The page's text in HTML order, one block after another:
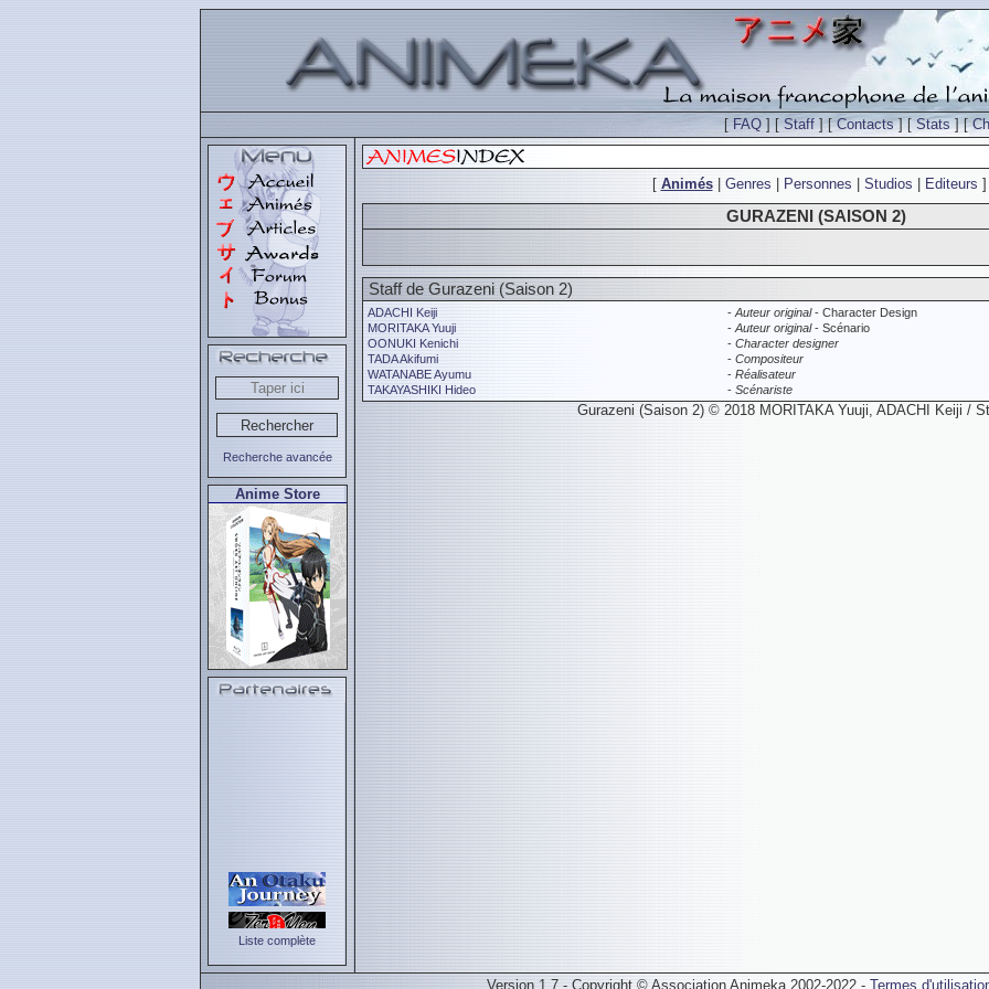
[FAQ ] [Staff ] [Contacts] [Stats] [
Recherche avancée
Anime Store
Liste complète
[ Animés| Genres Personnes Studios Editeurs ]
GURAZENI (SAISON 2)
Staff de Gurazeni (Saison 2)
ADACHI Keiji - Auteur original- Character Design
MORITAKA Yuuji
- Auteur original- Scénario
OONUKI Kenichi
- Character designer
TADA Akifumi
- Compositeur
WATANABE Ayumu
- Réalisateur
TAKAYASHIKI Hideo
- Scénariste
Gurazeni (Saison 2) © 2018 MORITAKA Yuuji, ADACHI Keiji /
Version 1.7 - Copyright © Association Animeka 2002-2022 - Termes